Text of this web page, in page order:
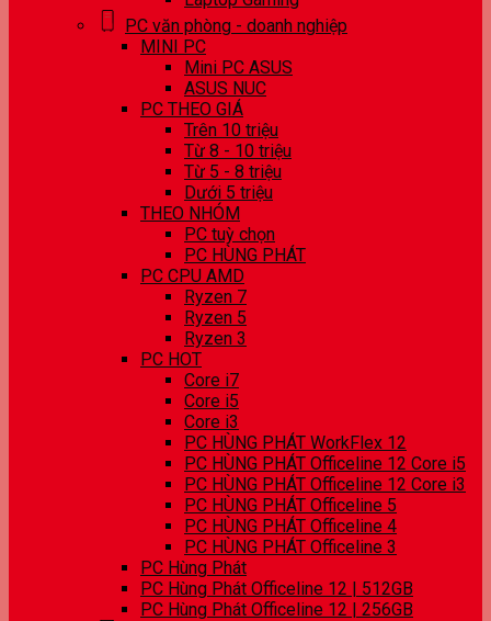
PC văn phòng - doanh nghiệp
MINI PC
Mini PC ASUS
ASUS NUC
PC THEO GIÁ
Trên 10 triệu
Từ 8 - 10 triệu
Từ 5 - 8 triệu
Dưới 5 triệu
THEO NHÓM
PC tuỳ chọn
PC HÙNG PHÁT
PC CPU AMD
Ryzen 7
Ryzen 5
Ryzen 3
PC HOT
Core i7
Core i5
Core i3
PC HÙNG PHÁT WorkFlex 12
PC HÙNG PHÁT Officeline 12 Core i5
PC HÙNG PHÁT Officeline 12 Core i3
PC HÙNG PHÁT Officeline 5
PC HÙNG PHÁT Officeline 4
PC HÙNG PHÁT Officeline 3
PC Hùng Phát
PC Hùng Phát Officeline 12 | 512GB
PC Hùng Phát Officeline 12 | 256GB